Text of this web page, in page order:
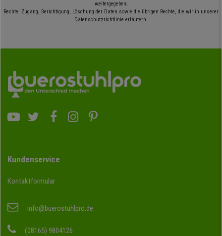
weitergegeben;
Rechte: Zugang, Berichtigung, Löschung der Daten sowie die übrigen Rechte, die wir in unserer
Datenschutzrichtlinie erläutern.
Kundenservice
Kontaktformular
info@buerostuhlpro.de
(08165) 9804126